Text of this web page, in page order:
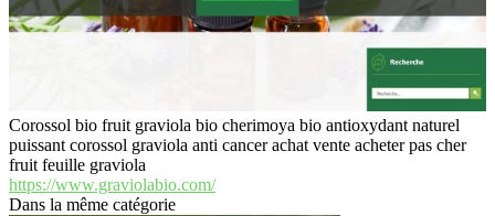
Corossol bio fruit graviola bio cherimoya bio antioxydant naturel
puissant corossol graviola anti cancer achat vente acheter pas cher
fruit feuille graviola
https://www.graviolabio.com/
Dans la même catégorie